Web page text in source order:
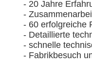
- 20 Jahre
-
- 60 erfolgreiche
- Detaillierte
- schnelle
- Fabrikbesuch